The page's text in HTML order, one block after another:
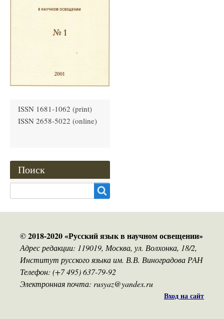
ISSN 1681-1062 (print)
ISSN 2658-5022 (online)
Поиск
© 2018-2020 «Русский язык в научном освещении»
Адрес редакции: 119019, Москва, ул. Волхонка, 18/2,
Институт русского языка им. В.В. Виноградова РАН
Телефон: (+7 495) 637-79-92
Электронная почта: rusyaz@yandex.ru
Вход на сайт